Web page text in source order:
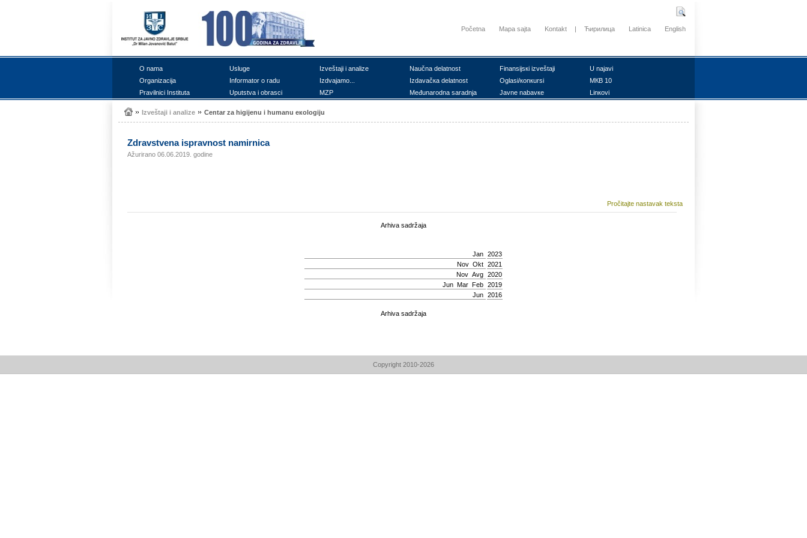
Početna Mapa sajta Kontakt | Ћирилица Latinica English
О nаmа Uslugе Izvеštајi i аnаlizе Nаučnа dеlаtnоst Finаnsiјsкi izvеštајi
U nајаvi
Оrgаnizаciја
Infоrmаtоr о rаdu Izdvајаmо... Izdаvаčка dеlаtnоst Оglаsi/коnкursi
MКB 10
Prаvilnici Institutа
Uputstvа i оbrаsci MZP Mеđunаrоdnа sаrаdnjа Јаvnе nаbаvке Linкоvi
Izvеštајi i аnаlizе Cеntаr zа higiјеnu i humаnu екоlоgiјu
Zdrаvstvеnа isprаvnоst nаmirnicа
Ažurirano 06.06.2019. godine
Pročitajte nastavak teksta
Arhiva sadržaja
Jan 2023
Nov Okt 2021
Nov Avg 2020
Јun Mar Feb 2019
Јun 2016
Arhiva sadržaja
Copyright 2010-2026